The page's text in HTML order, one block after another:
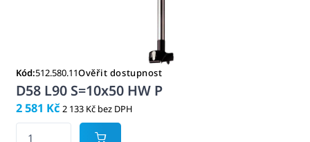
Kód:512.580.11Ověřit dostupnost
D58 L90 S=10x50 HW P
2 581 Kč 2 133 Kč bez DPH